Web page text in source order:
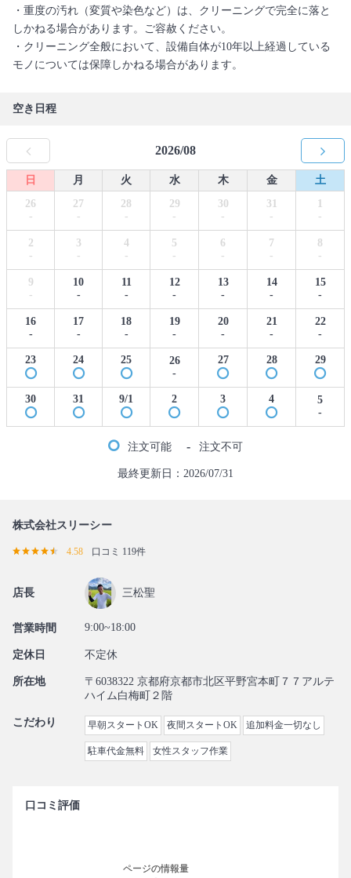
・重度の汚れ（変質や染色など）は、クリーニングで完全に落と
しかねる場合があります。ご容赦ください。
・クリーニング全般において、設備自体が10年以上経過している
モノについては保障しかねる場合があります。
空き日程
2026/08
日 月 火 水 木 金
土
26
-
27
-
28
-
29
-
30
-
31
-
1
-
2
-
3
-
4
-
5
-
6
-
7
-
8
-
9
-
10
-
11
-
12
-
13
-
14
-
15
-
16
-
17
-
18
-
19
-
20
-
21
-
22
-
23 24 25
26
-
27 28 29
30 31 9/1 2 3 4
5
-
注文可能 - 注文不可
最終更新日：2026/07/31
株式会社スリーシー
4.58 口コミ 119件
店長 三松聖
営業時間 9:00~18:00
定休日 不定休
所在地
〒6038322 京都府京都市北区平野宮本町７７アルテ
ハイム白梅町２階
こだわり 早朝スタートOK 夜間スタートOK 追加料金一切なし
駐車代金無料 女性スタッフ作業
口コミ評価